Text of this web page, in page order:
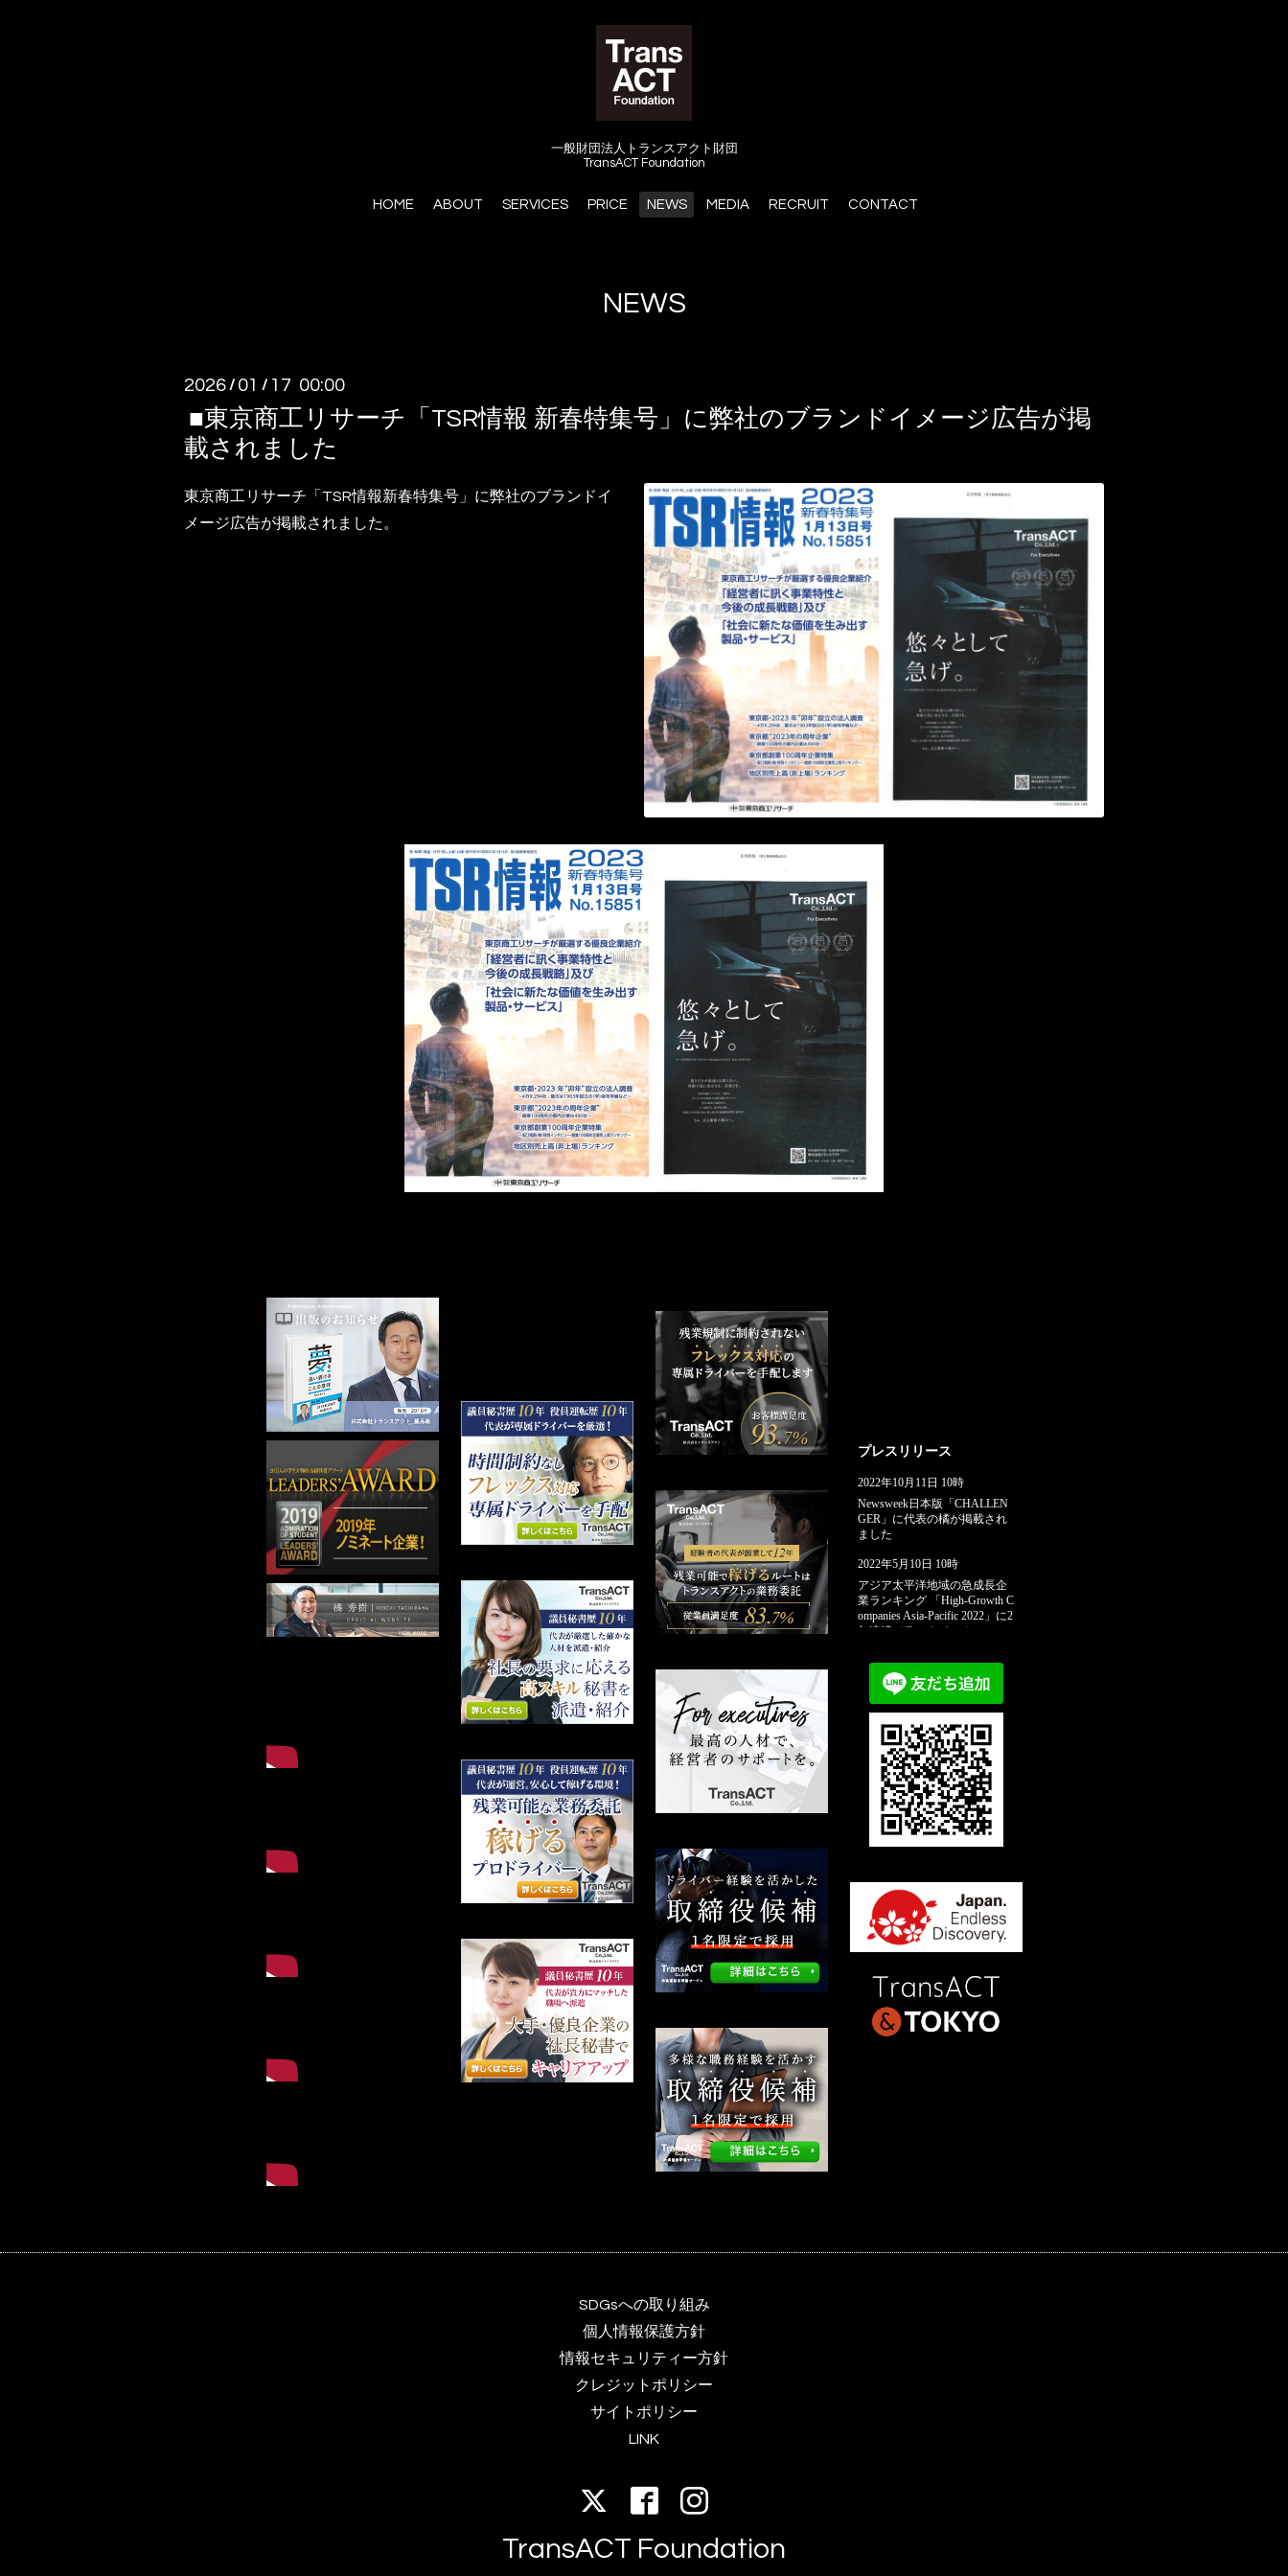
一般財団法人トランスアクト財団
TransACT Foundation
HOME ABOUT SERVICES PRICE NEWS MEDIA RECRUIT CONTACT
NEWS
2026 / 01 / 17 00:00
■東京商工リサーチ「TSR情報 新春特集号」に弊社のブランドイメージ広告が掲
載されました
東京商工リサーチ「TSR情報新春特集号」に弊社のブランドイ
メージ広告が掲載されました。
SDGsへの取り組み
個人情報保護方針
情報セキュリティー方針
クレジットポリシー
サイトポリシー
LINK
TransACT Foundation